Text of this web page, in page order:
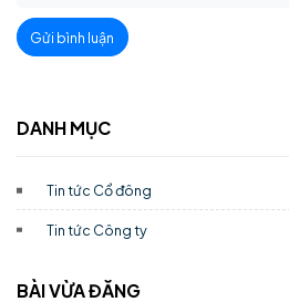
Gửi bình luận
DANH MỤC
Tin tức Cổ đông
Tin tức Công ty
BÀI VỪA ĐĂNG